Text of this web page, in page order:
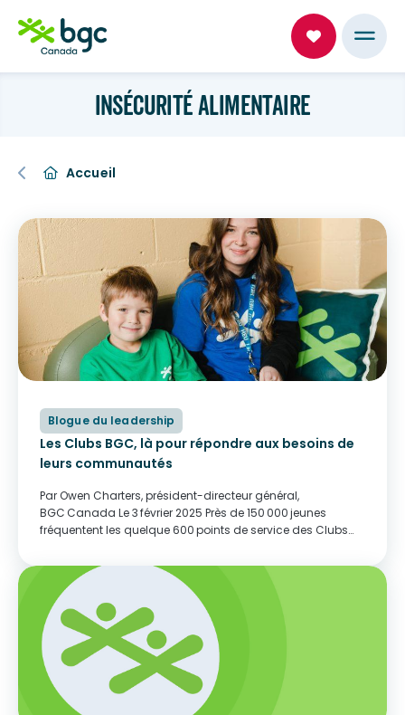
INSÉCURITÉ ALIMENTAIRE
Accueil
Blogue du leadership
Les Clubs BGC, là pour répondre aux besoins de
leurs communautés
Par Owen Charters, président-directeur général,
BGC Canada Le 3 février 2025 Près de 150 000 jeunes
fréquentent les quelque 600 points de service des Clubs
Clubs d’en faire plus pour les soutenir, mais ils n’ont pas
toujours les...